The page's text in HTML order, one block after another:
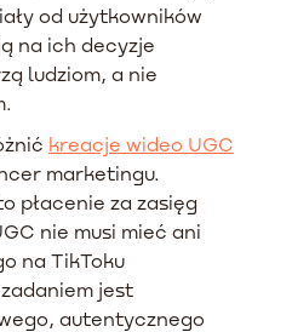
od użytkowników
na ich decyzje
ludziom, a nie
kreacje wideo UGC
marketingu.
płacenie za zasięg
nie musi mieć ani
na TikToku
jest
autentycznego